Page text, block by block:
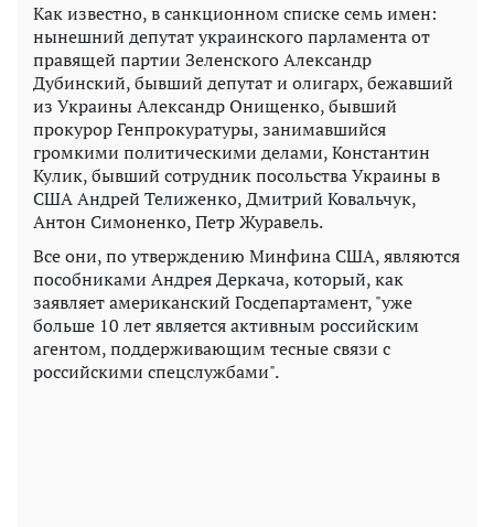
Как известно, в санкционном списке семь имен:
нынешний депутат украинского парламента от
правящей партии Зеленского Александр
Дубинский, бывший депутат и олигарх, бежавший
из Украины Александр Онищенко, бывший
прокурор Генпрокуратуры, занимавшийся
громкими политическими делами, Константин
Кулик, бывший сотрудник посольства Украины в
США Андрей Телиженко, Дмитрий Ковальчук,
Антон Симоненко, Петр Журавель.
Все они, по утверждению Минфина США, являются
пособниками Андрея Деркача, который, как
заявляет американский Госдепартамент, "уже
больше 10 лет является активным российским
агентом, поддерживающим тесные связи с
российскими спецслужбами".